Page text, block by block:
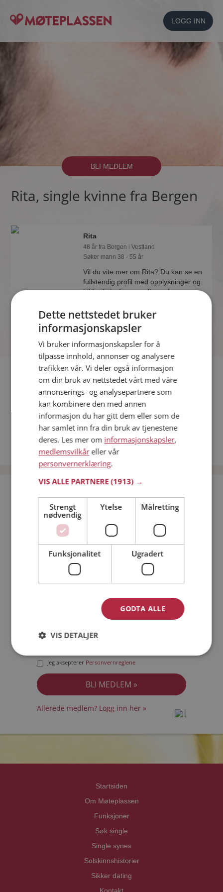
LOGG INN
BLI MEDLEM
Rita, single kvinne fra Bergen
Rita
48 år fra Bergen i Vestland
Søker mann 38 - 55 år
Vil du vite mer om Rita? Du kan se en
fullstendig profil med opplysninger og
bilder hvis du er medlem på
Fler single
Flere singlekvinner fra Bergen : Kjærlighet
,Hege
Menn fra Bergen
Date kvinner i Norge
Date menn i Norge
Jeg er en: Mann Kvinne
Min alder:
Jeg aksepterer Personvernreglene
Allerede medlem? Logg inn her »
Startsiden
Om Møteplassen
Funksjoner
Søk single
Single synes
Solskinnshistorier
Sikker dating
Dette nettstedet bruker
informasjonskapsler
Vi bruker informasjonskapsler for å
tilpasse innhold, annonser og analysere
trafikken vår. Vi deler også informasjon
om din bruk av nettstedet vårt med våre
annonserings- og analysepartnere som
kan kombinere den med annen
informasjon du har gitt dem eller som de
har samlet inn fra din bruk av tjenestene
deres. Les mer om informasjonskapsler,
medlemsvilkåreller vår
personvernerklæring.
VIS ALLE PARTNERE(1913) →
Strengt
nødvendig
Ytelse Målretting
Funksjonalitet Ugradert
GODTA ALLE
VIS DETALJER